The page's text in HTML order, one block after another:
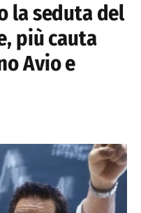
la seduta del
più cauta
Avio e